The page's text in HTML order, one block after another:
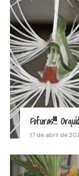
Fofuras!!!!
17 de abril de